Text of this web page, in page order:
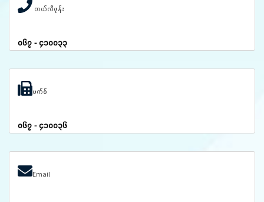
တယ်လီဖုန်း
၀၆၇ - ၄၁၀၀၃၃
ဖက်စ်
၀၆၇ - ၄၁၀၀၃၆
Email